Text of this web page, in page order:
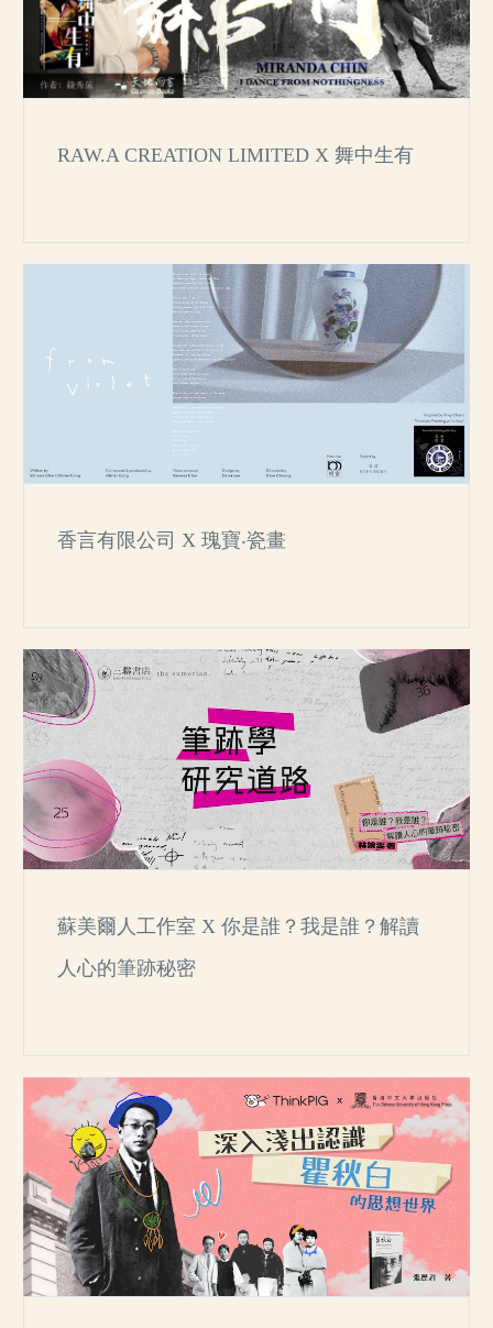
RAW.A CREATION LIMITED X 舞中生有
香言有限公司 X 瑰寶‧瓷畫
蘇美爾人工作室 X 你是誰？我是誰？解讀
人心的筆跡秘密